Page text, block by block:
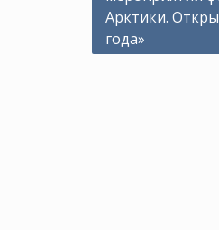
записям
Арктики.
года»